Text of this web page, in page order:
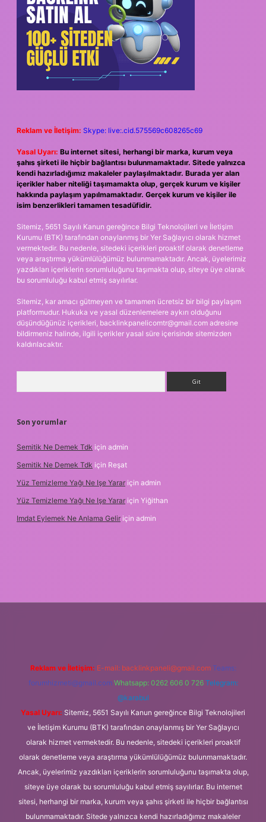
Reklam ve İletişim: Skype: live:.cid.575569c608265c69
Yasal Uyarı: Bu internet sitesi, herhangi bir marka, kurum veya
şahıs şirketi ile hiçbir bağlantısı bulunmamaktadır. Sitede yalnızca
kendi hazırladığımız makaleler paylaşılmaktadır. Burada yer alan
içerikler haber niteliği taşımamakta olup, gerçek kurum ve kişiler
hakkında paylaşım yapılmamaktadır. Gerçek kurum ve kişiler ile
isim benzerlikleri tamamen tesadüfidir.
Sitemiz, 5651 Sayılı Kanun gereğince Bilgi Teknolojileri ve İletişim
Kurumu (BTK) tarafından onaylanmış bir Yer Sağlayıcı olarak hizmet
vermektedir. Bu nedenle, sitedeki içerikleri proaktif olarak denetleme
veya araştırma yükümlülüğümüz bulunmamaktadır. Ancak, üyelerimiz
yazdıkları içeriklerin sorumluluğunu taşımakta olup, siteye üye olarak
bu sorumluluğu kabul etmiş sayılırlar.
Sitemiz, kar amacı gütmeyen ve tamamen ücretsiz bir bilgi paylaşım
platformudur. Hukuka ve yasal düzenlemelere aykırı olduğunu
düşündüğünüz içerikleri, backlinkpanelicomtr@gmail.com adresine
bildirmeniz halinde, ilgili içerikler yasal süre içerisinde sitemizden
kaldırılacaktır.
Son yorumlar
Semitik Ne Demek Tdk için admin
Semitik Ne Demek Tdk için Reşat
Yüz Temizleme Yağı Ne Işe Yarar için admin
Yüz Temizleme Yağı Ne Işe Yarar için Yiğithan
Imdat Eylemek Ne Anlama Gelir için admin
Reklam ve İletişim: E-mail: backlinkpaneli@gmail.com Teams:
forumhizmeti@gmail.com Whatsapp: 0262 606 0 726 Telegram:
@karabul
Yasal Uyarı: Sitemiz, 5651 Sayılı Kanun gereğince Bilgi Teknolojileri
ve İletişim Kurumu (BTK) tarafından onaylanmış bir Yer Sağlayıcı
olarak hizmet vermektedir. Bu nedenle, sitedeki içerikleri proaktif
olarak denetleme veya araştırma yükümlülüğümüz bulunmamaktadır.
Ancak, üyelerimiz yazdıkları içeriklerin sorumluluğunu taşımakta olup,
siteye üye olarak bu sorumluluğu kabul etmiş sayılırlar. Bu internet
sitesi, herhangi bir marka, kurum veya şahıs şirketi ile hiçbir bağlantısı
bulunmamaktadır. Sitede yalnızca kendi hazırladığımız makaleler